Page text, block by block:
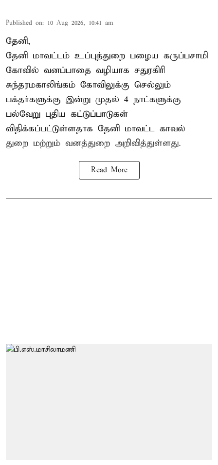
Published on: 10 Aug 2026, 10:41 am
தேனி,
தேனி மாவட்டம் உப்புத்துறை பழைய கருப்பசாமி
கோவில் வனப்பாதை வழியாக சதுரகிரி
சுந்தரமகாலிங்கம் கோவிலுக்கு செல்லும்
பக்தர்களுக்கு இன்று முதல் 4 நாட்களுக்கு
பல்வேறு புதிய கட்டுப்பாடுகள்
விதிக்கப்பட்டுள்ளதாக தேனி மாவட்ட காவல்
துறை மற்றும் வனத்துறை அறிவித்துள்ளது.
Read More